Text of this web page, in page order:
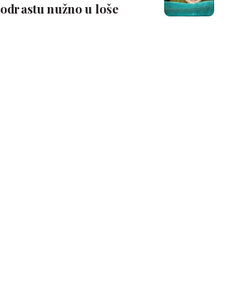
odrastu nužno u loše